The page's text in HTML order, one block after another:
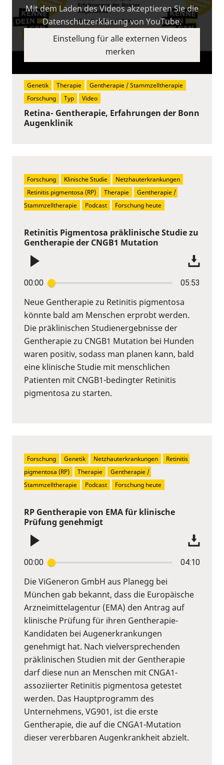
Retina- Gentherapie, Erfahrungen der Bonn
Augenklinik
Mit dem Laden des Videos akzeptieren Sie die
Datenschutzerklärung von YouTube.
Einstellung für alle externen Videos
merken
Genetik Therapie
Gentherapie / Stammzelltherapie
Forschung
Typ Video
Retinitis Pigmentosa präklinische Studie zu
Gentherapie der CNGB1 Mutation
00:00 05:53
Neue Gentherapie zu Retinitis pigmentosa
könnte bald am Menschen erprobt werden.
Die präklinischen Studienergebnisse der
Gentherapie zu CNGB1 Mutation bei Hunden
waren positiv, sodass man planen kann, bald
eine klinische Studie mit menschlichen
Patienten mit CNGB1-bedingter Retinitis
pigmentosa zu starten.
Forschung Klinische Studie
Netzhauterkrankungen
Retinitis pigmentosa (RP)
Therapie
Gentherapie /
Stammzelltherapie
Podcast Forschung heute
RP Gentherapie von EMA für klinische
Prüfung genehmigt
00:00 04:10
Die ViGeneron GmbH aus Planegg bei
München gab bekannt, dass die Europäische
Arzneimittelagentur (EMA) den Antrag auf
klinische Prüfung für ihren Gentherapie-
Kandidaten bei Augenerkrankungen
genehmigt hat. Nach vielversprechenden
präklinischen Studien mit der Gentherapie
darf diese nun an Menschen mit CNGA1-
assoziierter Retinitis pigmentosa getestet
werden. Das Hauptprogramm des
Unternehmens, VG901, ist die erste
Gentherapie, die auf die CNGA1-Mutation
dieser vererbbaren Augenkrankheit abzielt.
Forschung Genetik Netzhauterkrankungen
Retinitis
pigmentosa (RP)
Therapie
Gentherapie /
Stammzelltherapie
Podcast Forschung heute